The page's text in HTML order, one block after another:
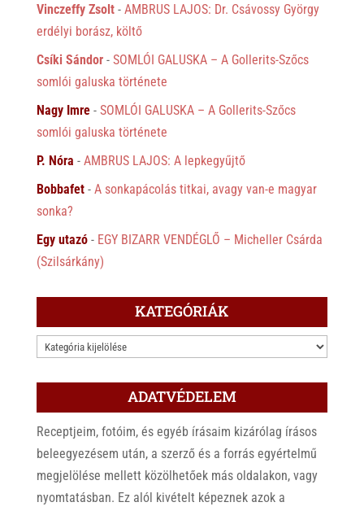
Vinczeffy Zsolt- AMBRUS LAJOS: Dr. Csávossy György
erdélyi borász, költő
Csíki Sándor- SOMLÓI GALUSKA – A Gollerits-Szőcs
somlói galuska története
Nagy Imre- SOMLÓI GALUSKA – A Gollerits-Szőcs
somlói galuska története
P. Nóra - AMBRUS LAJOS: A lepkegyűjtő
Bobbafet- A sonkapácolás titkai, avagy van-e magyar
sonka?
Egy utazó- EGY BIZARR VENDÉGLŐ – Micheller Csárda
(Szilsárkány)
KATEGÓRIÁK
KATEGÓRIÁK
ADATVÉDELEM
Receptjeim, fotóim, és egyéb írásaim kizárólag írásos
beleegyezésem után, a szerző és a forrás egyértelmű
megjelölése mellett közölhetőek más oldalakon, vagy
nyomtatásban. Ez alól kivételt képeznek azok a